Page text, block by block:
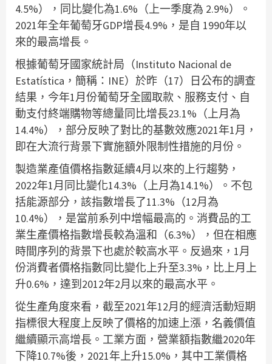
4.5%），同比變化為1.6%（上一季度為 2.9%）。
2021年全年葡萄牙GDP增長4.9%，是自 1990年以
來的最高增長。
根據葡萄牙國家統計局（Instituto Nacional de
Estatística，簡稱：INE）於昨（17）日公布的調查
結果，今年1月份葡萄牙全國取款、服務支付、自
動支付終端購物等總量同比增長23.1%（上月為
14.4%），部分反映了對比的基數效應2021年1月，
即在大流行背景下實施額外限制性措施的月份。
製造業產值價格指數延續4月以來的上行趨勢，
2022年1月同比變化14.3%（上月為14.1%）。不包
括能源部分，該指數增長了11.3%（12月為
10.4%），是當前系列中增幅最高的。消費品的工
業生產價格指數增長較為溫和（6.3%），但在相應
時間序列的背景下也處於較高水平。反過來，1月
份消費者價格指數同比變化上升至3.3%，比上月上
升0.6%，達到2012年2月以來的最高水平。
從生產角度來看，截至2021年12月的經濟活動短期
指標很大程度上反映了價格的加速上漲，名義價值
繼續顯示高增長。工業方面，營業額指數繼2020年
下降10.7%後，2021年上升15.0%，其中工業價格